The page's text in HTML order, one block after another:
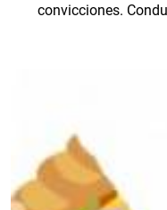
convicciones.